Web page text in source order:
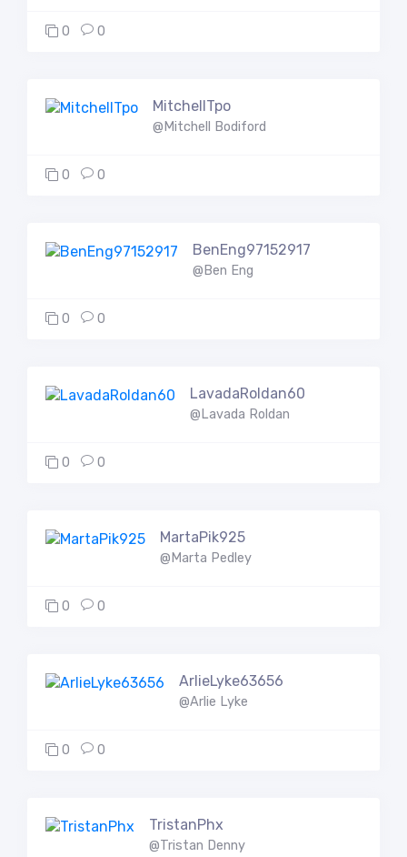
0 0
MitchellTpo
@Mitchell Bodiford
0 0
BenEng97152917
@Ben Eng
0 0
LavadaRoldan60
@Lavada Roldan
0 0
MartaPik925
@Marta Pedley
0 0
ArlieLyke63656
@Arlie Lyke
0 0
TristanPhx
@Tristan Denny